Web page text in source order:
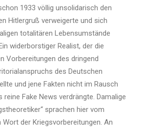
1933 völlig unsolidarisch den
Hitlergruß verweigerte und sich
totalitären Lebensumstände
widerborstiger Realist, der die
Vorbereitungen des dringend
des Deutschen
und jene Fakten nicht im Rausch
reine Fake News verdrängte. Damalige
sprachen hier vom
Wort der Kriegsvorbereitungen. An